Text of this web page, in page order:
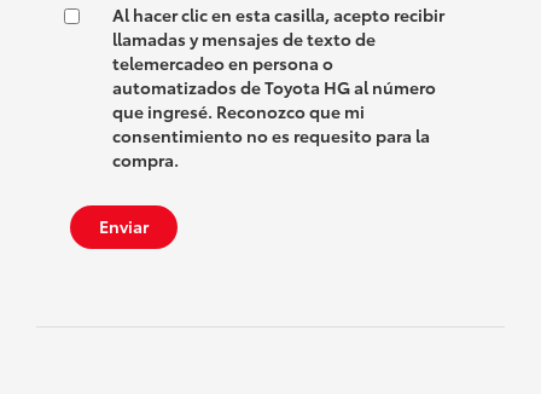
Al hacer clic en esta casilla, acepto recibir
llamadas y mensajes de texto de
telemercadeo en persona o
automatizados de Toyota HG al número
que ingresé. Reconozco que mi
consentimiento no es requesito para la
compra.
Enviar